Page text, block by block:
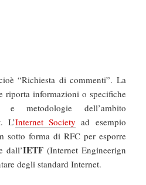
“Richiesta di commenti”. La
riporta informazioni o specifiche
e metodologie dell’ambito
L’Internet Society ad esempio
sotto forma di RFC per esporre
dall’IETF(Internet Engineerign
degli standard Internet.